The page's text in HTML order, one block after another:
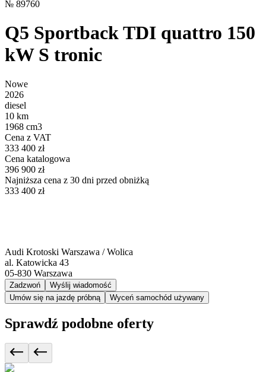
№ 89760
Q5 Sportback TDI quattro 150
kW S tronic
Nowe
2026
diesel
10 km
1968 cm3
Cena z VAT
333 400 zł
Cena katalogowa
396 900 zł
Najniższa cena z 30 dni przed obniżką
333 400 zł
Audi Krotoski Warszawa / Wolica
al. Katowicka 43
05-830 Warszawa
Zadzwoń
Wyślij wiadomość
Umów się na jazdę próbną
Wyceń samochód używany
Sprawdź podobne oferty